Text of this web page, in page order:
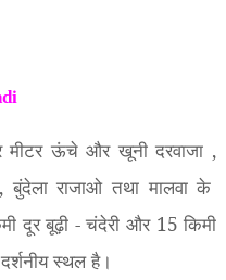
मीटर ऊंचे और खूनी दरवाजा ,
, बुंदेला राजाओ तथा मालवा के
दूर बूढ़ी - चंदेरी और 15 किमी
स्थल है।